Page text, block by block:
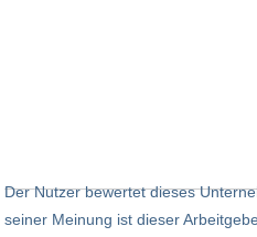
Der Nutzer bewertet dieses
seiner Meinung ist dieser